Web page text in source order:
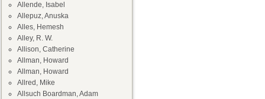
Allende, Isabel
Allepuz, Anuska
Alles, Hemesh
Alley, R. W.
Allison, Catherine
Allman, Howard
Allman, Howard
Allred, Mike
Allsuch Boardman, Adam